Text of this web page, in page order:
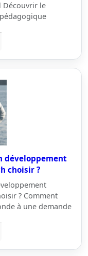
Découvrir le
développement
choisir ?
? Comment
à une demande